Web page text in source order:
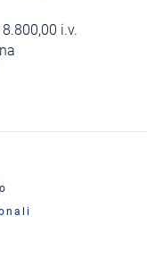
i.v.